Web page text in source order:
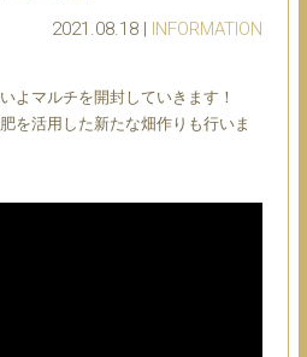
2021.08.18 | INFORMATION
よマルチを開封していきます！
を活用した新たな畑作りも行いま